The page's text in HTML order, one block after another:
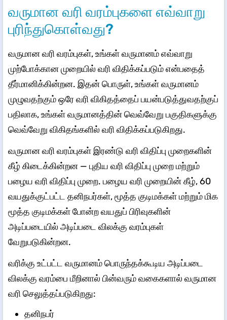
வருமான வரி வரம்புகளை எவ்வாறு
புரிந்துகொள்வது?
வருமான வரி வரம்புகள், உங்கள் வருமானம் எவ்வாறு
முற்போக்கான முறையில் வரி விதிக்கப்படும் என்பதைத்
தீர்மானிக்கின்றன. இதன் பொருள், உங்கள் வருமானம்
முழுவதற்கும் ஒரே வரி விகிதத்தைப் பயன்படுத்துவதற்குப்
பதிலாக, உங்கள் வருமானத்தின் வெவ்வேறு பகுதிகளுக்கு
வெவ்வேறு விகிதங்களில் வரி விதிக்கப்படுகிறது.
வருமான வரி வரம்புகள் இரண்டு வரி விதிப்பு முறைகளின்
கீழ் கிடைக்கின்றன — புதிய வரி விதிப்பு முறை மற்றும்
பழைய வரி விதிப்பு முறை. பழைய வரி முறையின் கீழ், 60
வயதுக்குட்பட்ட தனிநபர்கள், மூத்த குடிமக்கள் மற்றும் மிக
மூத்த குடிமக்கள் போன்ற வயதுப் பிரிவுகளின்
அடிப்படையில் அடிப்படை விலக்கு வரம்புகள்
வேறுபடுகின்றன.
வரிக்கு உட்பட்ட வருமானம் பொருந்தக்கூடிய அடிப்படை
விலக்கு வரம்பை மீறினால் பின்வரும் வகைகளால் வருமான
வரி செலுத்தப்படுகிறது:
தனிநபர்